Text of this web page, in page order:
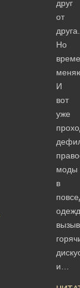
друг
от
друга.
Но
И
вот
уже
моды
в
и…